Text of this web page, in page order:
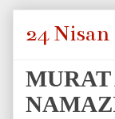
24